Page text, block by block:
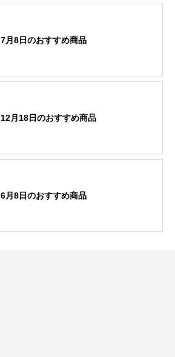
7月8日のおすすめ商品
12月18日のおすすめ商品
6月8日のおすすめ商品